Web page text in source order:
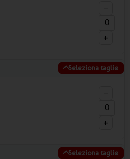
−
+
Seleziona taglie
−
+
Seleziona taglie